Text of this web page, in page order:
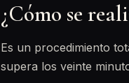
¿Cómo se
Es un procedimiento
supera los veinte